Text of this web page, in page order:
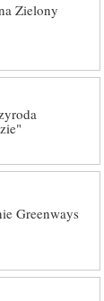
Zielony
Greenways